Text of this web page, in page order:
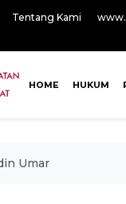
Tentang Kami
HOME HUKUM
Umar